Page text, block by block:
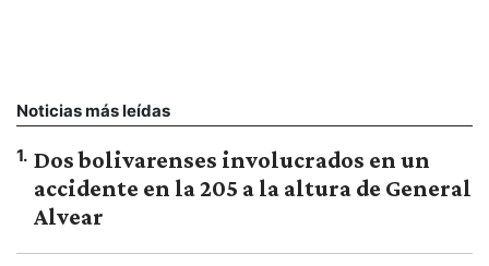
Noticias más leídas
1. Dos bolivarenses involucrados en un
accidente en la 205 a la altura de General
Alvear